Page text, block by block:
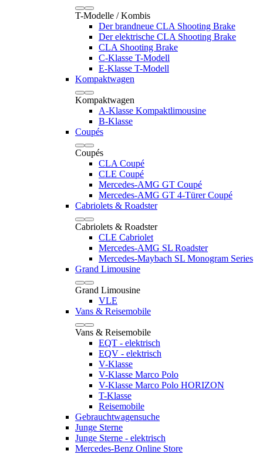
T-Modelle / Kombis
Der brandneue CLA Shooting Brake
Der elektrische CLA Shooting Brake
CLA Shooting Brake
C-Klasse T-Modell
E-Klasse T-Modell
Kompaktwagen
Kompaktwagen
A-Klasse Kompaktlimousine
B-Klasse
Coupés
Coupés
CLA Coupé
CLE Coupé
Mercedes-AMG GT Coupé
Mercedes-AMG GT 4-Türer Coupé
Cabriolets & Roadster
Cabriolets & Roadster
CLE Cabriolet
Mercedes-AMG SL Roadster
Mercedes-Maybach SL Monogram Series
Grand Limousine
Grand Limousine
VLE
Vans & Reisemobile
Vans & Reisemobile
EQT - elektrisch
EQV - elektrisch
V-Klasse
V-Klasse Marco Polo
V-Klasse Marco Polo HORIZON
T-Klasse
Reisemobile
Gebrauchtwagensuche
Junge Sterne
Junge Sterne - elektrisch
Mercedes-Benz Online Store